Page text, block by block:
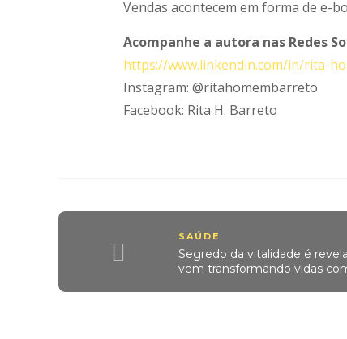
Vendas acontecem em forma de e-
Acompanhe a autora nas Redes
https://www.linkendin.com/in/rita-
Instagram: @ritahomembarreto
Facebook: Rita H. Barreto
SAÚDE
Segredo da vitalidade é
vem transformando vidas